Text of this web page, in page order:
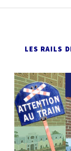
LES RAILS